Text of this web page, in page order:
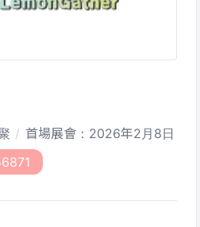
首場展會：2026年2月8日